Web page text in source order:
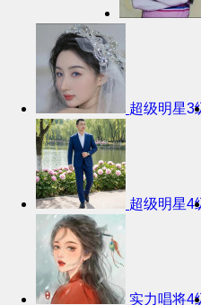
超级明星3
超级明星4
实力唱将4